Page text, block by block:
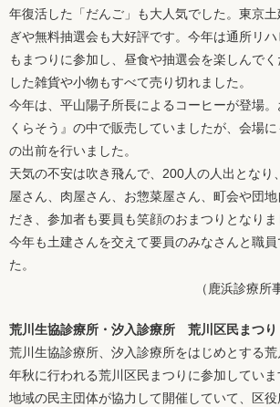
年復活した「だんご」も大人気でした。東京
ぎや無料抽選会も大好評です。今年は通所リ
もまつりに参加し、昼食や抽選会を楽しんで
した雑貨や小物もすべて売り切れました。
今年は、平山陽子所長によるコーヒーが登場
くらそう』の中で販売していましたが、会場
の出前を行いました。
天気の不安は吹き飛んで、200人の人出となり
屋さん、肉屋さん、お惣菜屋さん、町会や団
だき、参加者も要員も笑顔のおまつりとなりま
今年も土建さんを交えて要員のみなさんと職
た。
（鹿浜診療所
荒川生協診療所・汐入診療所 荒川区民まつり
荒川生協診療所、汐入診療所をはじめとする
年秋に行われる荒川区民まつりに参加していま
地域の民主団体が協力して開催していて、区